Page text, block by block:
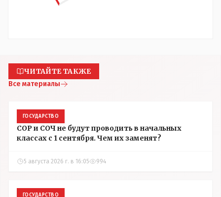
ЧИТАЙТЕ ТАКЖЕ
Все материалы
ГОСУДАРСТВО
СОР и СОЧ не будут проводить в начальных
классах с 1 сентября. Чем их заменят?
5 августа 2026 г. в 16:05 994
ГОСУДАРСТВО